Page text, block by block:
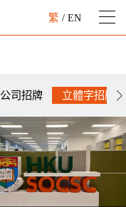
繁 / EN
公司招牌 立體字招牌